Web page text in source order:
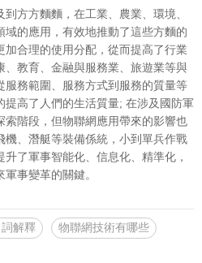
方方麵麵，在工業、農業、環境、
的應用，有效地推動了這些方麵的
加合理的使用分配，從而提高了行業
、教育、金融與服務業、旅遊業等與
服務範圍、服務方式到服務的質量等
高了人們的生活質量; 在涉及國防軍
索階段，但物聯網應用帶來的影響也
機、潛艇等裝備係統，小到單兵作戰
了軍事智能化、信息化、精準化，
事變革的關鍵。
解釋 物聯網技術有哪些